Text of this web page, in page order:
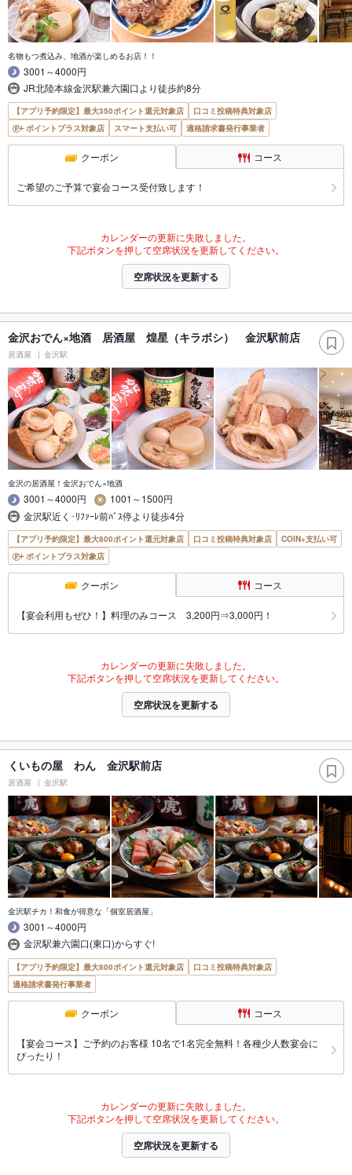
名物もつ煮込み、地酒が楽しめるお店！！
3001～4000円
JR北陸本線金沢駅兼六園口より徒歩約8分
【アプリ予約限定】最大350ポイント還元対象店
口コミ投稿特典対象店
ポイントプラス対象店
スマート支払い可 適格請求書発行事業者
クーポン コース
ご希望のご予算で宴会コース受付致します！
カレンダーの更新に失敗しました。
下記ボタンを押して空席状況を更新してください。
空席状況を更新する
金沢おでん×地酒 居酒屋 煌星（キラボシ） 金沢駅前店
居酒屋 金沢駅
金沢の居酒屋！金沢おでん×地酒
3001～4000円
1001～1500円
金沢駅近く･ﾘﾌｧｰﾚ前ﾊﾞｽ停より徒歩4分
【アプリ予約限定】最大800ポイント還元対象店 口コミ投稿特典対象店
COIN+支払い可
ポイントプラス対象店
クーポン コース
【宴会利用もぜひ！】料理のみコース 3,200円⇒3,000円！
カレンダーの更新に失敗しました。
下記ボタンを押して空席状況を更新してください。
空席状況を更新する
くいもの屋 わん 金沢駅前店
居酒屋 金沢駅
金沢駅チカ！和食が得意な「個室居酒屋」
3001～4000円
金沢駅兼六園口(東口)からすぐ!
【アプリ予約限定】最大800ポイント還元対象店
口コミ投稿特典対象店
適格請求書発行事業者
クーポン コース
【宴会コース】ご予約のお客様 10名で1名完全無料！各種少人数宴会に
ぴったり！
カレンダーの更新に失敗しました。
下記ボタンを押して空席状況を更新してください。
空席状況を更新する